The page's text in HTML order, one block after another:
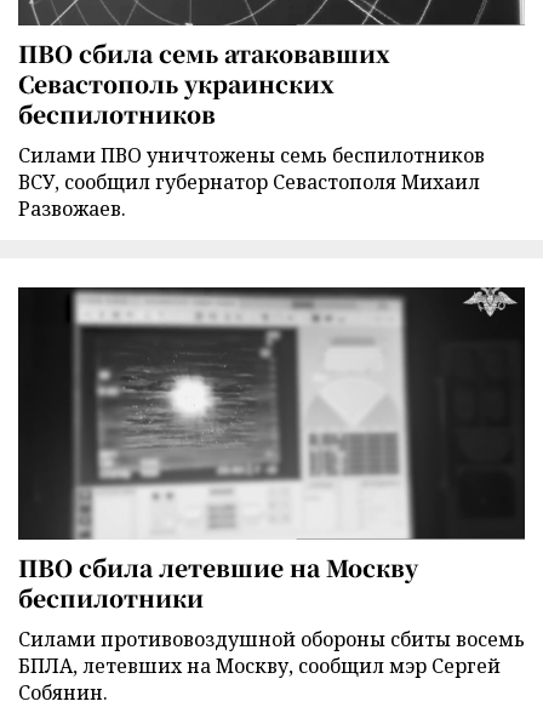
ПВО сбила семь атаковавших
Севастополь украинских
беспилотников
Силами ПВО уничтожены семь беспилотников
ВСУ, сообщил губернатор Севастополя Михаил
Развожаев.
ПВО сбила летевшие на Москву
беспилотники
Силами противовоздушной обороны сбиты восемь
БПЛА, летевших на Москву, сообщил мэр Сергей
Собянин.